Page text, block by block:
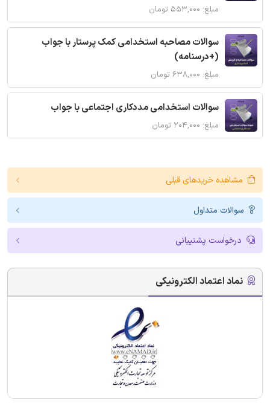
مبلغ: ۵۵۳,۰۰۰ تومان
سوالات مصاحبه استخدامی کمک پرستار با جواب
(+درسنامه)
مبلغ: ۶۳۸,۰۰۰ تومان
سوالات استخدامی مددکاری اجتماعی با جواب
مبلغ: ۲۰۴,۰۰۰ تومان
مشاهده خریدهای قبلی
سوالات متداول
درخواست پشتیبانی
نماد اعتماد الکترونیکی